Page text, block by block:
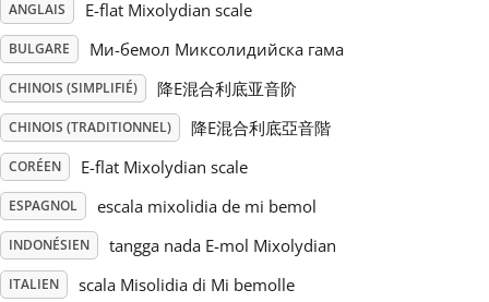
Українська
简体中文
繁體中文
ANGLAIS E-flat Mixolydian scale
BULGARE Mи-бемол Миксолидийска гама
CHINOIS (SIMPLIFIÉ) 降E混合利底亚音阶
CHINOIS (TRADITIONNEL) 降E混合利底亞音階
CORÉEN E-flat Mixolydian scale
ESPAGNOL escala mixolidia de mi bemol
INDONÉSIEN tangga nada E-mol Mixolydian
ITALIEN scala Misolidia di Mi bemolle